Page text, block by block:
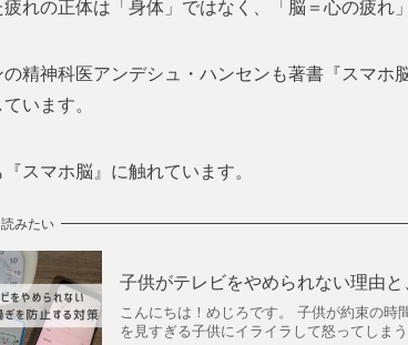
れの正体は「身体」ではなく、「脳＝心の疲れ
精神科医アンデシュ・ハンセンも著書『スマホ
います。
スマホ脳』に触れています。
みたい
子供がテレビをやめられない理由
こんにちは！めじろです。 子供が約束の
を見すぎる子供にイライラして怒ってしま